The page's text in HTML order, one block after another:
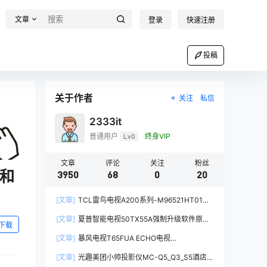
文章 登录 快速注册
投稿
载
关于作者 关注 私信
2333it
普通用户 Lv0 终身VIP
文章
3950
评论
68
关注
0
粉丝
20
[文章] TCL雷鸟电视A200系列-M96521HT01强
数据刷机包
[文章] 夏普智能电视50TX55A强制升级软件原厂
[文章] 暴风电视T65FUA ECHO电视
系统刷机固件升级包
[文章] 光趣美团小帅投影仪MC-Q5_Q3_S5酒店